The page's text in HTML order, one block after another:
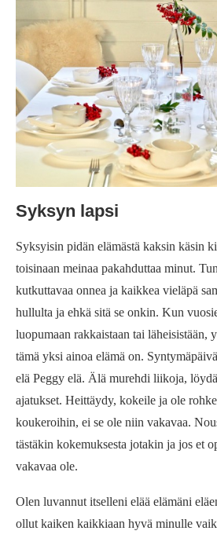
Syksyn lapsi
Syksyisin pidän elämästä kaksin käsin
toisinaan meinaa pakahduttaa minut.
kutkuttavaa onnea ja kaikkea vieläpä
hullulta ja ehkä sitä se onkin. Kun
luopumaan rakkaistaan tai läheisistään,
tämä yksi ainoa elämä on.
elä Peggy elä. Älä murehdi liikoja,
ajatukset. Heittäydy, kokeile ja ole
koukeroihin, ei se ole niin vakavaa.
tästäkin kokemuksesta jotakin ja jos et
vakavaa ole.
Olen luvannut itselleni elää elämäni
ollut kaiken kaikkiaan hyvä minulle